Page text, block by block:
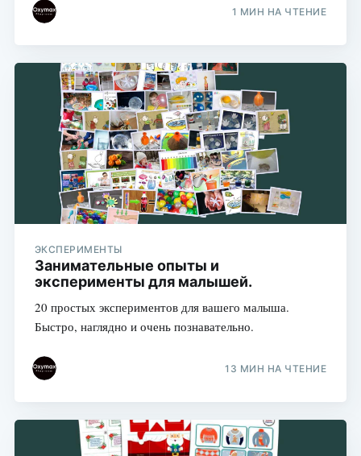
1 МИН НА ЧТЕНИЕ
ЭКСПЕРИМЕНТЫ
Занимательные опыты и
эксперименты для малышей.
20 простых экспериментов для вашего малыша.
Быстро, наглядно и очень познавательно.
13 МИН НА ЧТЕНИЕ
Подписаться